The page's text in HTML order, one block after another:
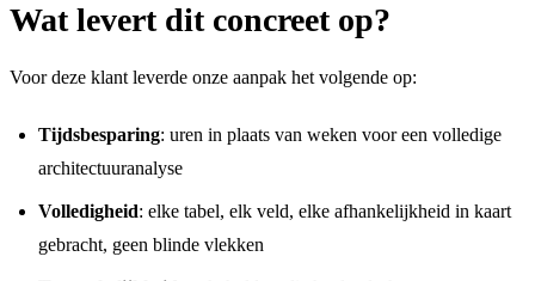
Wat levert dit concreet op?
Voor deze klant leverde onze aanpak het volgende op:
Tijdsbesparing: uren in plaats van weken voor een volledige
architectuuranalyse
Volledigheid: elke tabel, elk veld, elke afhankelijkheid in kaart
gebracht, geen blinde vlekken